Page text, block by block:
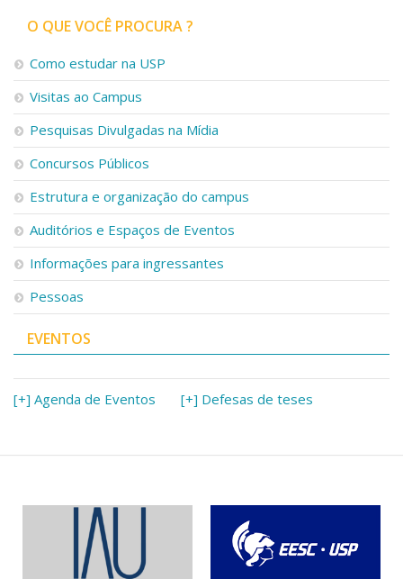
Iniciação Científica
Empresas Juniores
Extensão à Comunidade
Projetos, Programas e Cursos
Artes, Cultura e Esportes
Museus e Espaços Interativos
Serviços
Bibliotecas
Apoio ao Estudante
Segurança, Trânsito e Prevenção
RH, Administrativo e Financeiro
Outros serviços
Comunicação
Assessorias e Mídias
Aplicativos e Sites
Jornal da USP
Agenda de Eventos
O QUE VOCÊ PROCURA ?
Como estudar na USP
Visitas ao Campus
Pesquisas Divulgadas na Mídia
Concursos Públicos
Estrutura e organização do campus
Auditórios e Espaços de Eventos
Informações para ingressantes
Pessoas
EVENTOS
[+] Agenda de Eventos [+] Defesas de teses